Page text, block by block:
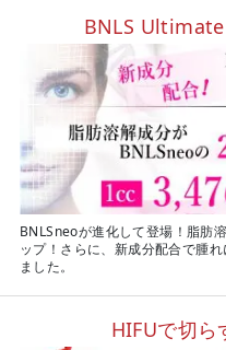
BNLS Ultimate
BNLSneoが進化して登場！脂肪
ップ！さらに、新成分配合で腫
ました。
HIFUで切ら